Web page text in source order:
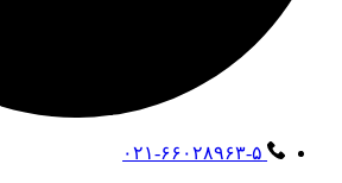
۰۲۱-۶۶۰۲۸۹۶۳-۵